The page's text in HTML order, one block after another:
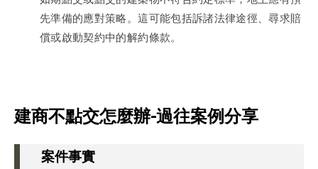
先準備的應對策略。這可能包括訴諸法律途徑、尋求賠
償或啟動契約中的解約條款。
建商不點交怎麼辦-過往案例分享
案件事實